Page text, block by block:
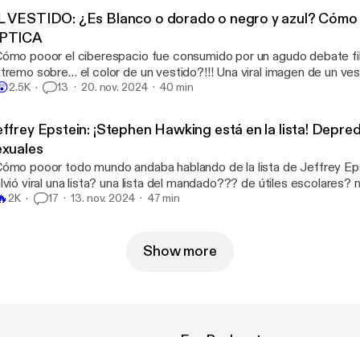
actor Sergio Adame, al punto de que lo acusa de haberlo
como resultado un muerto que no es él y aún así querer
autor de tu atentado… ¡a una batalla de rap!
VESTIDO: ¿Es Blanco o dorado o negro y azul?
pooor el ciberespacio fue consumido por un agudo debate
sobre… el color de un vestido?!!! Una viral imagen de un
que era obviamente blanco y dorado y otros juraban que
Cómo funciona el color, la visión y las ilusiones ópticas,
existen?
2.5K 13 20. nov. 2024 40 min
Epstein: ¡Stephen Hawking está en la lista!
pooor todo mundo andaba hablando de la lista de Jeffrey
viral una lista? una lista del mandado??? de útiles escolares?
supuestamente involucrada con el fallecido famoso
2K 17 13. nov. 2024 47 min
Show more